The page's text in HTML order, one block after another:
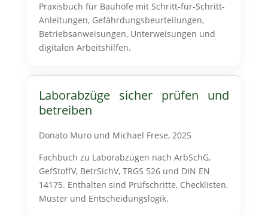
Praxisbuch für Bauhöfe mit Schritt-für-Schritt-
Anleitungen, Gefährdungsbeurteilungen,
Betriebsanweisungen, Unterweisungen und
digitalen Arbeitshilfen.
Laborabzüge sicher prüfen und
betreiben
Donato Muro und Michael Frese, 2025
Fachbuch zu Laborabzügen nach ArbSchG,
GefStoffV, BetrSichV, TRGS 526 und DIN EN
14175. Enthalten sind Prüfschritte, Checklisten,
Muster und Entscheidungslogik.